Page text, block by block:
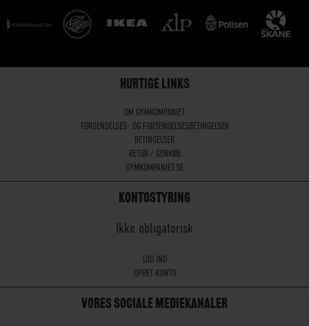
HURTIGE LINKS
OM GYMKOMPANIET
FORSENDELSES- OG FORSENDELSESBETINGELSER
BETINGELSER
RETUR / GENKØB
GYMKOMPANIET.SE
KONTOSTYRING
Ikke obligatorisk
LOG IND
OPRET KONTO
VORES SOCIALE MEDIEKANALER